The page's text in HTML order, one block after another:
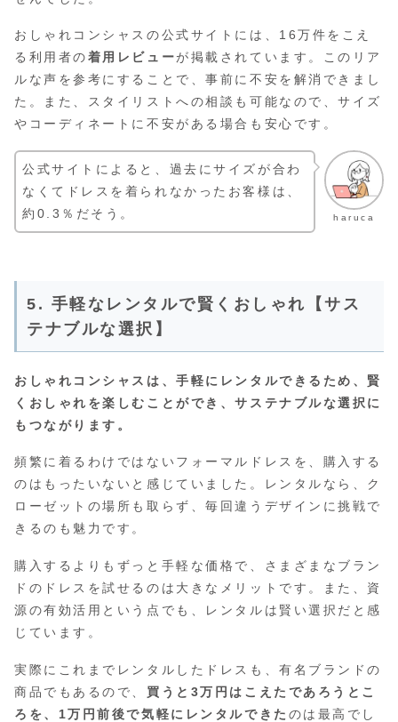
おしゃれコンシャスの公式サイトには、16万件をこえ
る利用者の着用レビューが掲載されています。このリア
ルな声を参考にすることで、事前に不安を解消できまし
た。また、スタイリストへの相談も可能なので、サイズ
やコーディネートに不安がある場合も安心です。
haruca
公式サイトによると、過去にサイズが合わ
なくてドレスを着られなかったお客様は、
約0.3％だそう。
5. 手軽なレンタルで賢くおしゃれ【サス
テナブルな選択】
おしゃれコンシャスは、手軽にレンタルできるため、賢
くおしゃれを楽しむことができ、サステナブルな選択に
もつながります。
頻繁に着るわけではないフォーマルドレスを、購入する
のはもったいないと感じていました。レンタルなら、ク
ローゼットの場所も取らず、毎回違うデザインに挑戦で
きるのも魅力です。
購入するよりもずっと手軽な価格で、さまざまなブラン
ドのドレスを試せるのは大きなメリットです。また、資
源の有効活用という点でも、レンタルは賢い選択だと感
じています。
実際にこれまでレンタルしたドレスも、有名ブランドの
商品でもあるので、 買うと3万円はこえたであろうとこ
ろを、1万円前後で気軽にレンタルできた のは最高でし